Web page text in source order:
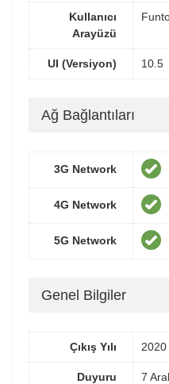
Kullanıcı
Arayüzü
UI (Versiyon) 10.5
Ağ Bağlantıları
3G Network
4G Network
5G Network
Genel Bilgiler
Çıkış Yılı 2020
Duyuru
7